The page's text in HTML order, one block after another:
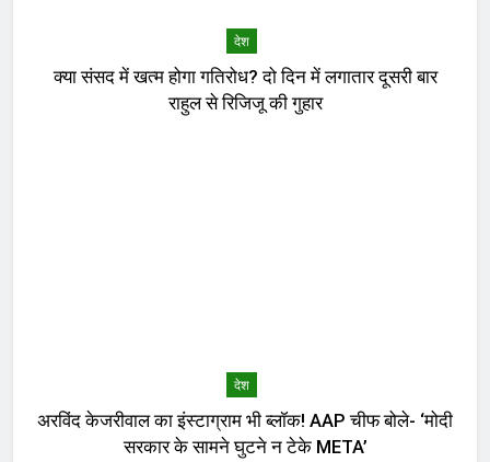
देश
क्या संसद में खत्म होगा गतिरोध? दो दिन में लगातार दूसरी बार
राहुल से रिजिजू की गुहार
देश
अरविंद केजरीवाल का इंस्टाग्राम भी ब्लॉक! AAP चीफ बोले- ‘मोदी
सरकार के सामने घुटने न टेके META’